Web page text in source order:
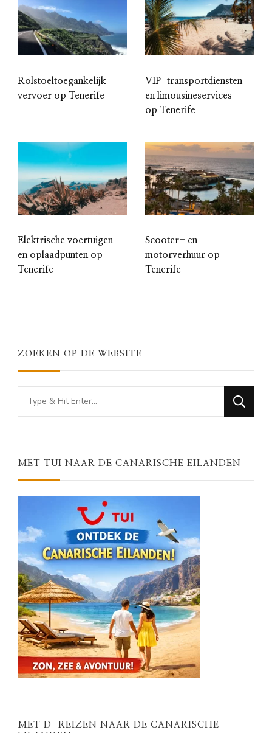
Rolstoeltoegankelijk
vervoer op Tenerife
VIP-transportdiensten
en limousineservices
op Tenerife
Elektrische voertuigen
en oplaadpunten op
Tenerife
Scooter- en
motorverhuur op
Tenerife
ZOEKEN OP DE WEBSITE
Looking
for
MET TUI NAAR DE CANARISCHE EILANDEN
MET D-REIZEN NAAR DE CANARISCHE